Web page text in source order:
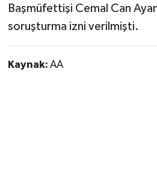
Başmüfettişi Cemal Can
soruşturma izni verilmişti.
Kaynak: AA